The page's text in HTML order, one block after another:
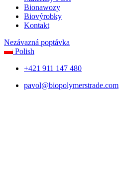
Bionawozy
Biovýrobky
Kontakt
Nezávazná poptávka
Polish
+421 911 147 480
pavol@biopolymerstrade.com